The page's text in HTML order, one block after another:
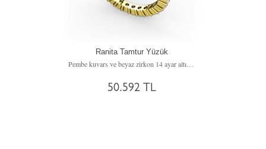
Ranita Tamtur Yüzük
50.592 TL